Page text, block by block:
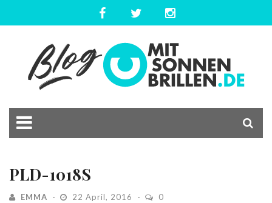
PLD-1018S
EMMA 22 April, 2016 0